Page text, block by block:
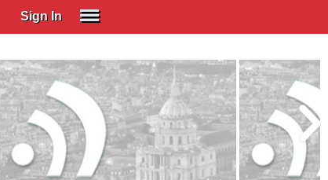
Sign In
Spanish (Spain)
Spanish (Latino)
SUBSCRIBE
EDUCATIONAL LICENSES